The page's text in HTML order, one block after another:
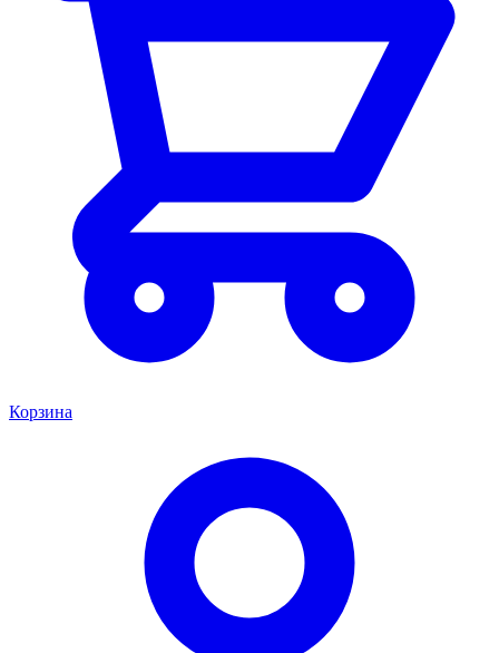
Корзина